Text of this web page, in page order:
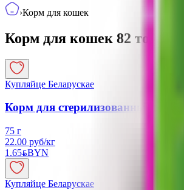
›Корм для кошек
Корм для кошек 82 товаров
Купляйце Беларускае
Корм для стерилизованных
75 г
22.00 руб/кг
1.65BYNBYN
Купляйце Беларускае